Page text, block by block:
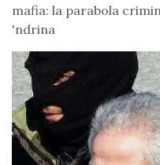
mafia: la parabola
'ndrina